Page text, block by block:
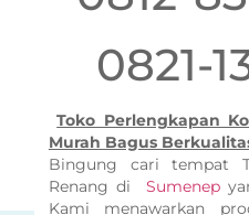
0821-
Toko Perlengkapan
Murah Bagus
Bingung cari tempat
Renang di Sumenep
Kami menawarkan